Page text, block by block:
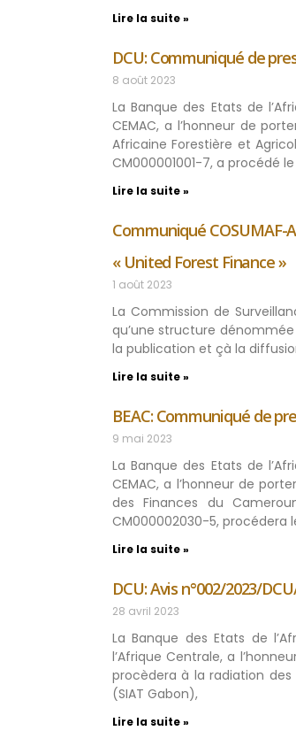
Lire la suite »
DCU: Communiqué de
8 août 2023
La Banque des Etats de
CEMAC, a l’honneur de
Africaine Forestière et
CM000001001-7, a procédé
Lire la suite »
Communiqué COSUMAF-
« United Forest Finance »
1 août 2023
La Commission de
qu’une structure
la publication et çà la
Lire la suite »
BEAC: Communiqué de
9 mai 2023
La Banque des Etats de
CEMAC, a l’honneur de
des Finances du
CM000002030-5, procédera
Lire la suite »
DCU: Avis n°002/2023/
28 avril 2023
La Banque des Etats de
l’Afrique Centrale, a
procèdera à la radiation des
(SIAT Gabon),
Lire la suite »